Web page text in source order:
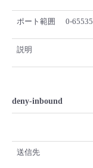
ポート範囲 0-65535
説明
deny-inbound
送信先